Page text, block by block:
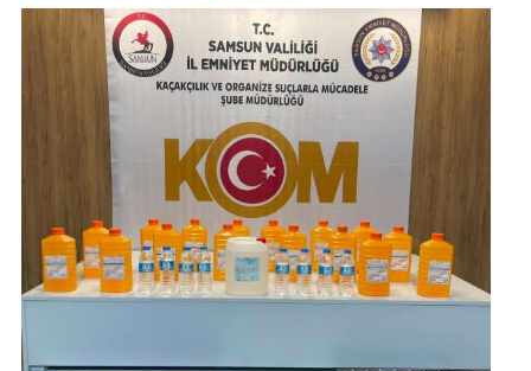
SİYASET
EKONOMİ
DÜNYA
MAGAZİN
GALERİ
VİDEO